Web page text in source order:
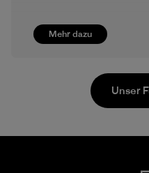
Mehr dazu
Unser